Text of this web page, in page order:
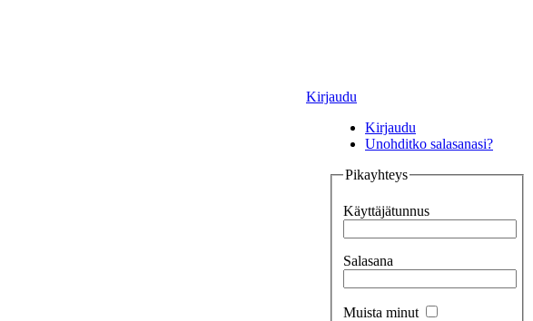
Kirjaudu
Kirjaudu
Unohditko salasanasi?
Pikayhteys
Käyttäjätunnus
Salasana
Muista minut